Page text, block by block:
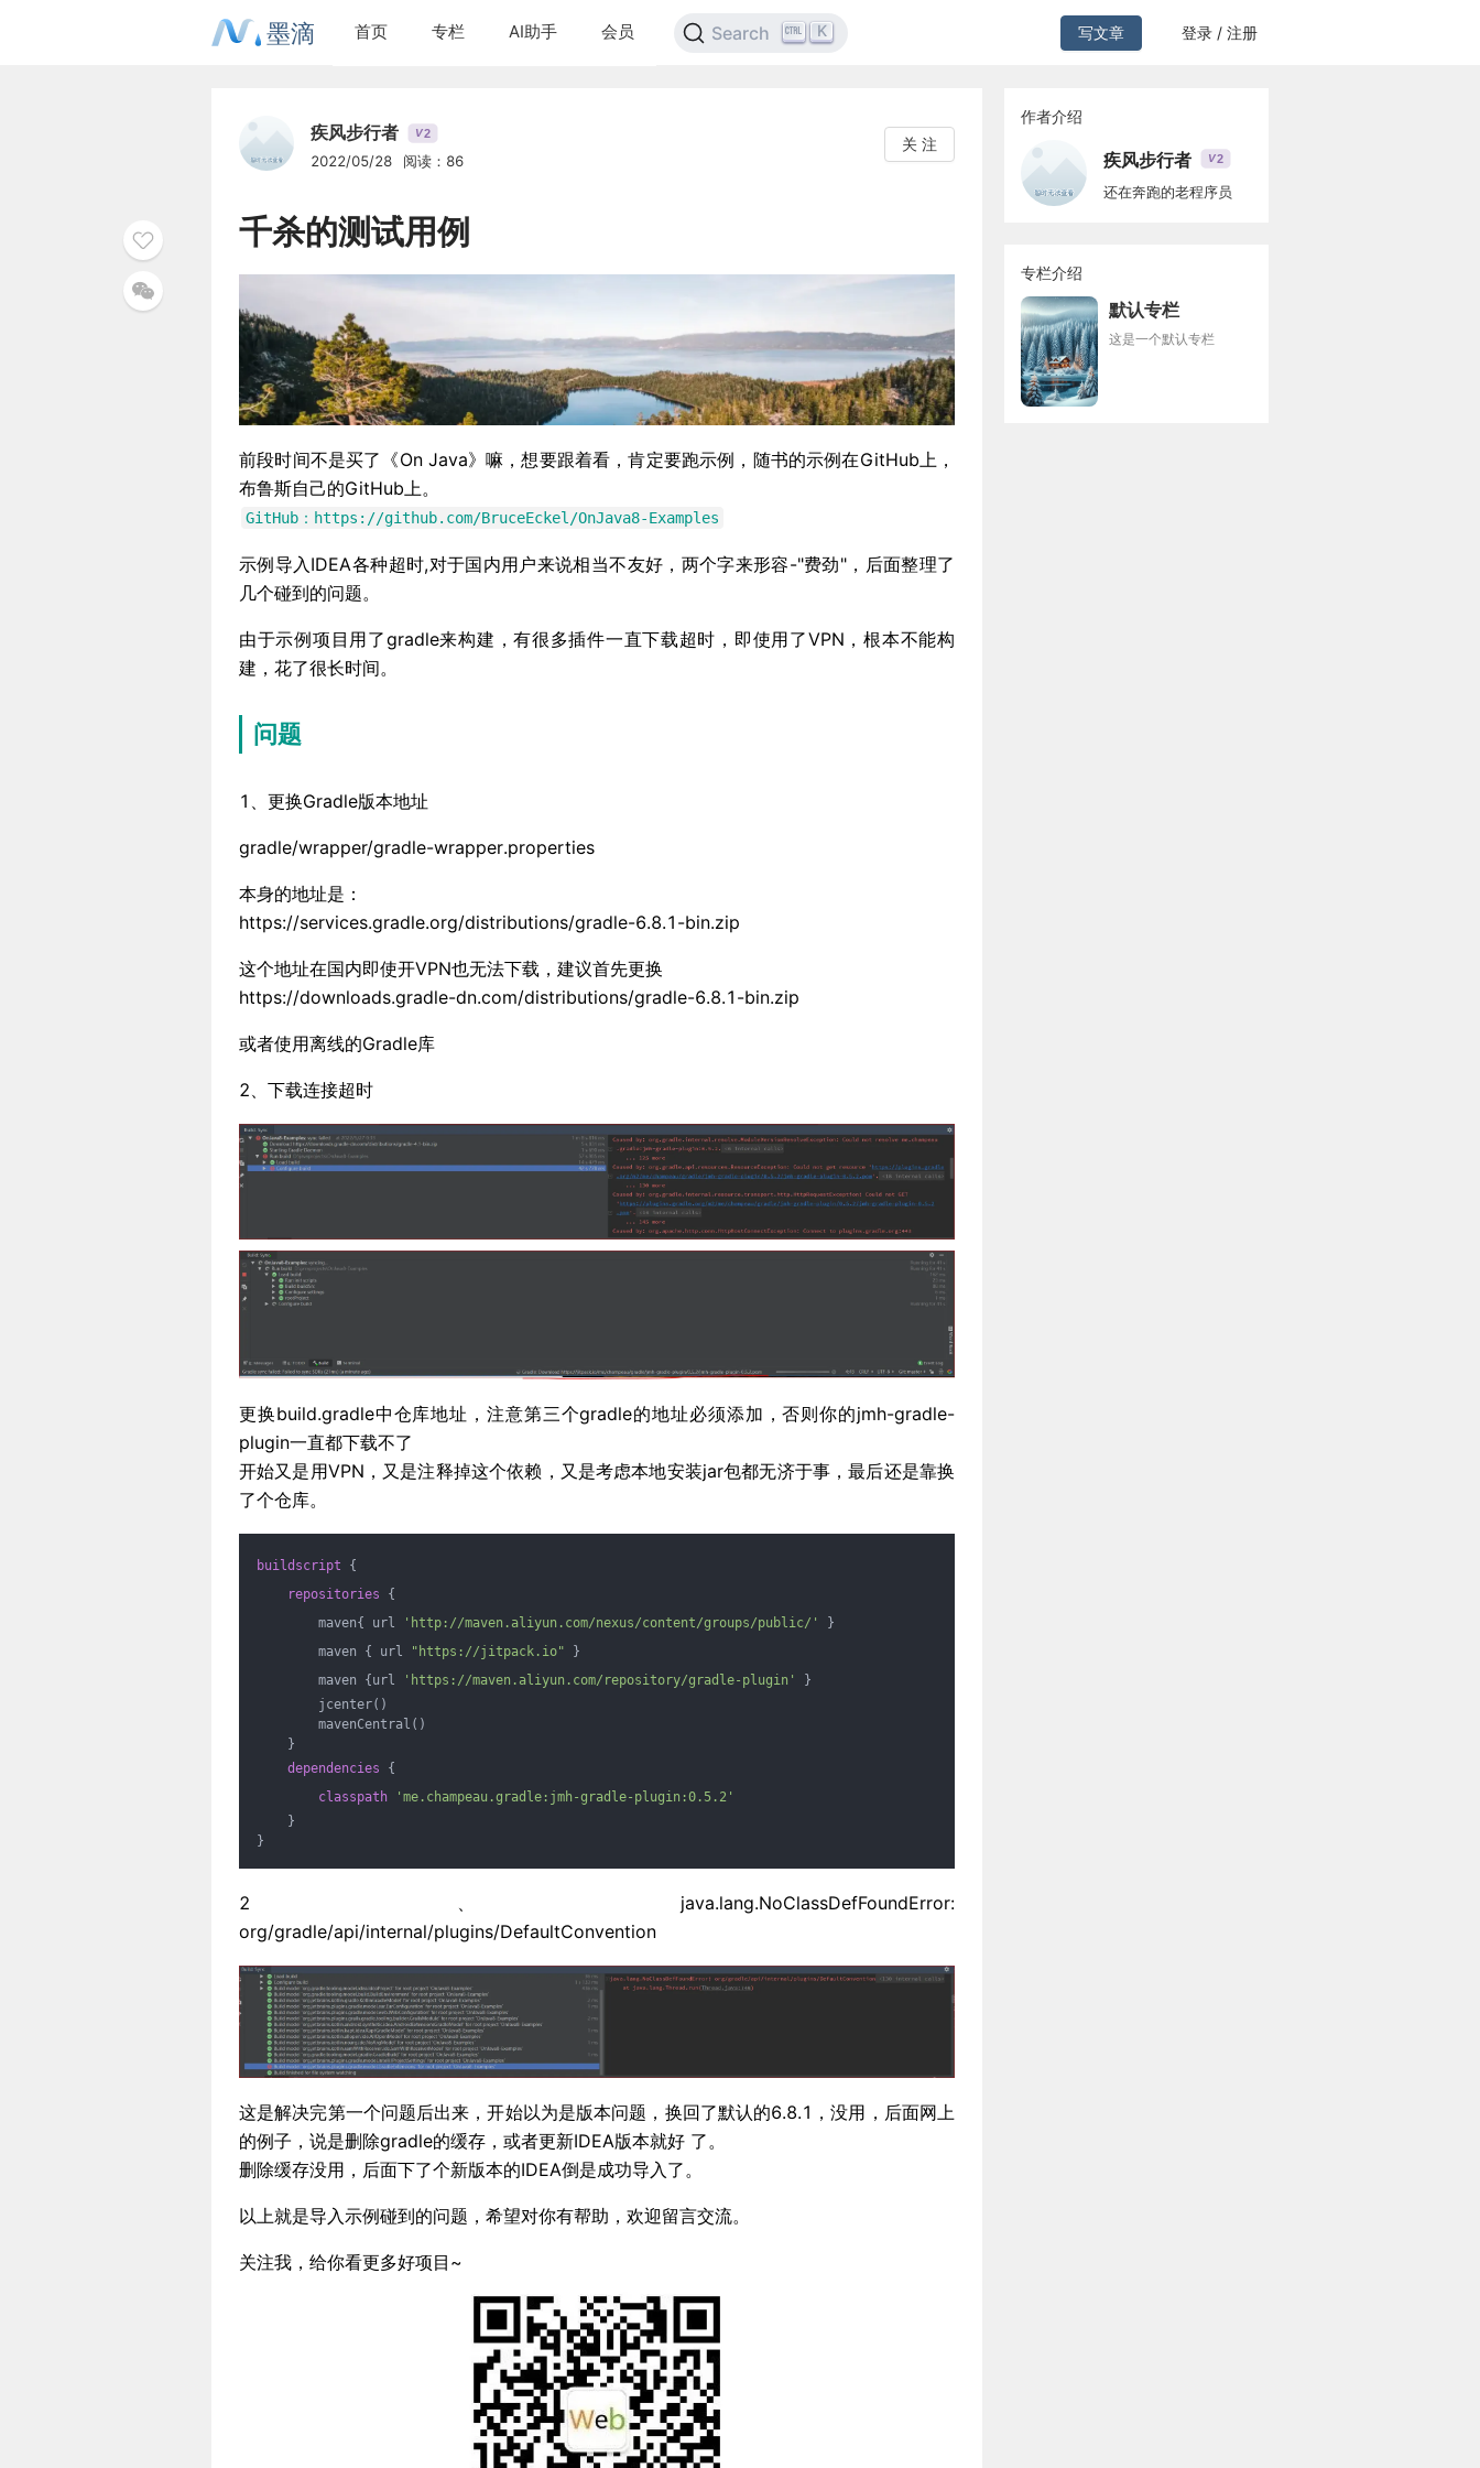
墨滴 首页 专栏 AI助手 会员 Search K 写文章 登录 / 注册
疾风步行者 V2
2022/05/28 阅读：86
关 注
千杀的测试用例
前段时间不是买了《On Java》嘛，想要跟着看，肯定要跑示例，随书的示例在GitHub上，
布鲁斯自己的GitHub上。
GitHub：https://github.com/BruceEckel/OnJava8-Examples
示例导入IDEA各种超时,对于国内用户来说相当不友好，两个字来形容-"费劲"，后面整理了
几个碰到的问题。
由于示例项目用了gradle来构建，有很多插件一直下载超时，即使用了VPN，根本不能构
建，花了很长时间。
问题
1、更换Gradle版本地址
gradle/wrapper/gradle-wrapper.properties
本身的地址是：
https://services.gradle.org/distributions/gradle-6.8.1-bin.zip
这个地址在国内即使开VPN也无法下载，建议首先更换
https://downloads.gradle-dn.com/distributions/gradle-6.8.1-bin.zip
或者使用离线的Gradle库
2、下载连接超时
更换build.gradle中仓库地址，注意第三个gradle的地址必须添加，否则你的jmh-gradle-
plugin一直都下载不了
开始又是用VPN，又是注释掉这个依赖，又是考虑本地安装jar包都无济于事，最后还是靠换
了个仓库。
buildscript {
repositories {
maven{ url
'http://maven.aliyun.com/nexus/content/groups/public/'
}
maven { url
"https://jitpack.io" }
maven {url
'https://maven.aliyun.com/repository/gradle-plugin'
}
jcenter()
mavenCentral()
}
dependencies {
classpath
'me.champeau.gradle:jmh-gradle-plugin:0.5.2'
}
}
2、java.lang.NoClassDefFoundError:
org/gradle/api/internal/plugins/DefaultConvention
这是解决完第一个问题后出来，开始以为是版本问题，换回了默认的6.8.1，没用，后面网上
的例子，说是删除gradle的缓存，或者更新IDEA版本就好 了。
删除缓存没用，后面下了个新版本的IDEA倒是成功导入了。
以上就是导入示例碰到的问题，希望对你有帮助，欢迎留言交流。
关注我，给你看更多好项目~
作者介绍
疾风步行者 V2
还在奔跑的老程序员
专栏介绍
默认专栏
这是一个默认专栏